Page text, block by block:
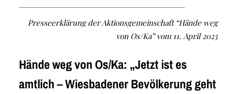
Presseerklärung der Aktionsgemeinschaft “Hände weg
von Os/Ka” vom 11. April 2023
Hände weg von Os/Ka: „Jetzt ist es
amtlich – Wiesbadener Bevölkerung geht